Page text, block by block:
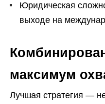
Юридическая
выходе на
максимум
Лучшая стратегия —